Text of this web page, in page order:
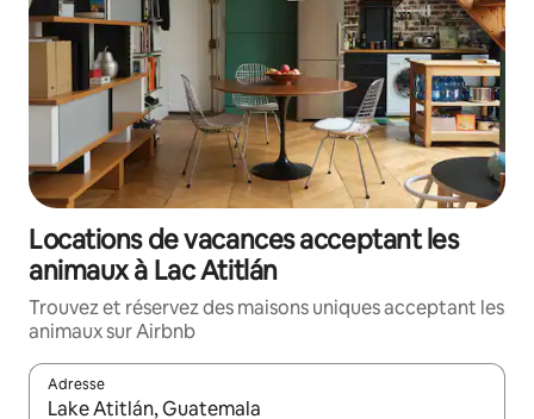
Locations de vacances acceptant les
animaux à Lac Atitlán
Trouvez et réservez des maisons uniques acceptant les
animaux sur Airbnb
Adresse
Lorsque les résultats s'affichent, utilisez les flèches vers le